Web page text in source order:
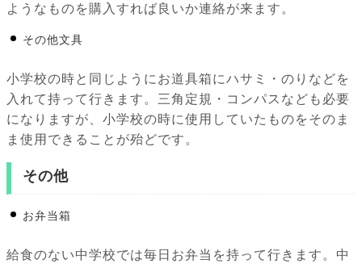
ようなものを購入すれば良いか連絡が来ます。
その他文具
小学校の時と同じようにお道具箱にハサミ・のりなどを
入れて持って行きます。三角定規・コンパスなども必要
になりますが、小学校の時に使用していたものをそのま
ま使用できることが殆どです。
その他
お弁当箱
給食のない中学校では毎日お弁当を持って行きます。中